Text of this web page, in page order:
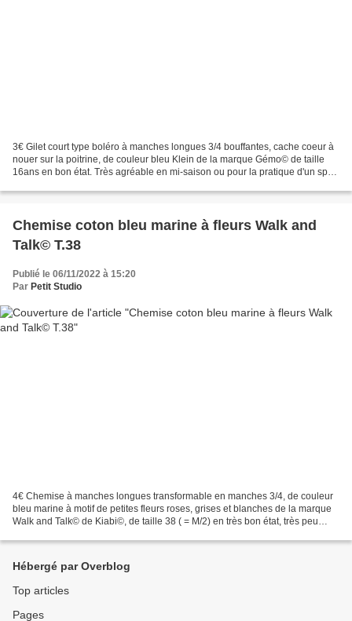
3€ Gilet court type boléro à manches longues 3/4 bouffantes, cache coeur à
nouer sur la poitrine, de couleur bleu Klein de la marque Gémo© de taille
16ans en bon état. Très agréable en mi-saison ou pour la pratique d'un sport
Chemise coton bleu marine à fleurs Walk and
Talk© T.38
Publié le 06/11/2022 à 15:20
Par Petit Studio
4€ Chemise à manches longues transformable en manches 3/4, de couleur
bleu marine à motif de petites fleurs roses, grises et blanches de la marque
Walk and Talk© de Kiabi©, de taille 38 ( = M/2) en très bon état, très peu
Hébergé par Overblog
Top articles
Pages